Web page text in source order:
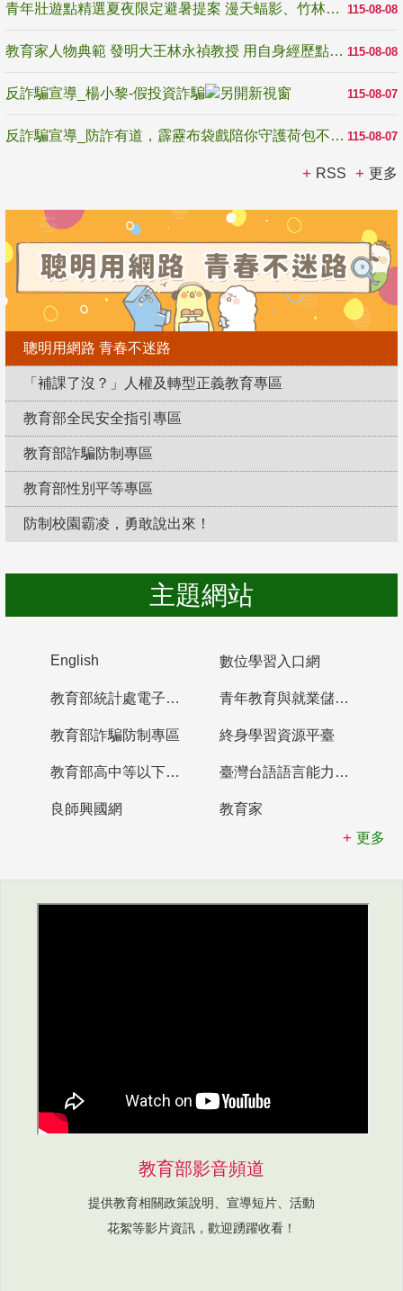
115-08-08
青年壯遊點精選夏夜限定避暑提案 漫天蝠影、竹林尋蛙、茶香夜觀 邀青年暮色出發
115-08-08
教育家人物典範 發明大王林永禎教授 用自身經歷點亮學生的路
115-08-07
反詐騙宣導_楊小黎-假投資詐騙
115-08-07
反詐騙宣導_防詐有道，霹靂布袋戲陪你守護荷包不受騙
RSS 更多
聰明用網路 青春不迷路
「補課了沒？」人權及轉型正義教育專區
教育部全民安全指引專區
教育部詐騙防制專區
教育部性別平等專區
防制校園霸凌，勇敢說出來！
主題網站
English 數位學習入口網
教育部統計處電子書櫃 青年教育與就業儲蓄帳戶
教育部詐騙防制專區 終身學習資源平臺
教育部高中等以下學校及幼兒園教師資格檢定考試 臺灣台語語言能力認證網站
良師興國網
教育家
更多
教育部影音頻道
提供教育相關政策說明、宣導短片、活動
花絮等影片資訊，歡迎踴躍收看！